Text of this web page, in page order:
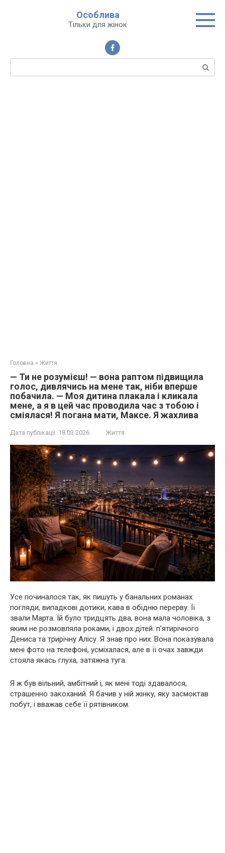
Особлива
Тільки для жінок
Пошук:
Головна » Життя
— Ти не розумієш! — вона раптом підвищила
голос, дивлячись на мене так, ніби вперше
побачила. — Моя дитина плакала і кликала
мене, а я в цей час проводила час з тобою і
сміялася! Я погана мати, Максе. Я жахлива
Дата публікації: 18.03.2026 Життя
Усе починалося так, як пишуть у банальних романах:
погляди, випадкові дотики, кава в обідню перерву. Її
звали Марта. Їй було тридцять два, вона мала чоловіка, з
яким не розмовляла роками, і двох дітей: п’ятирічного
Дениса та трирічну Алісу. Я знав про них. Вона показувала
мені фото на телефоні, усміхалася, але в її очах завжди
стояла якась глуха, затяжна туга.
Я ж був вільний, амбітний і, як мені тоді здавалося,
страшенно закоханий. Я бачив у ній жінку, яку засмоктав
побут, і вважав себе її рятівником.